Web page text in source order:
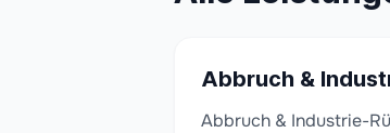
Abbruch &
Abbruch & Industrie-